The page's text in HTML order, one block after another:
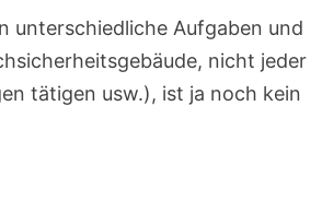
unterschiedliche Aufgaben und
nicht jeder
tätigen usw.), ist ja noch kein